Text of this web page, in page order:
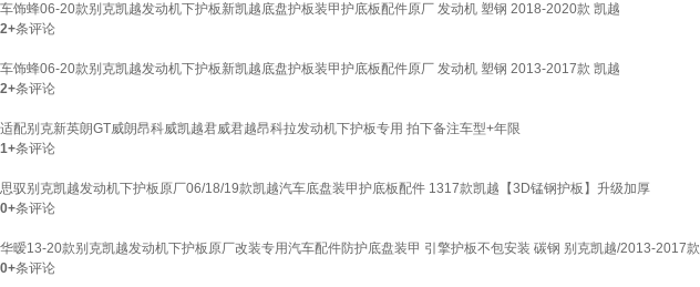
车饰蜂06-20款别克凯越发动机下护板新凯越底盘护板装甲护底板配件原厂 发动机 塑钢 2018-2020款 凯越
2+条评论
车饰蜂06-20款别克凯越发动机下护板新凯越底盘护板装甲护底板配件原厂 发动机 塑钢 2013-2017款 凯越
2+条评论
适配别克新英朗GT威朗昂科威凯越君威君越昂科拉发动机下护板专用 拍下备注车型+年限
1+条评论
思驭别克凯越发动机下护板原厂06/18/19款凯越汽车底盘装甲护底板配件 1317款凯越【3D锰钢护板】升级加厚
0+条评论
华暧13-20款别克凯越发动机下护板原厂改装专用汽车配件防护底盘装甲 引擎护板不包安装 碳钢 别克凯越/2013-2017款
0+条评论